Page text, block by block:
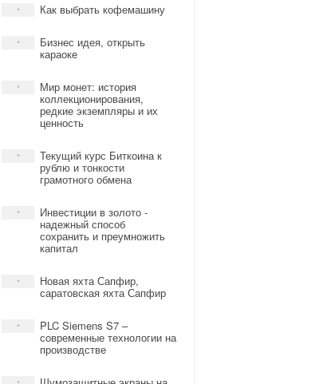
* Как выбрать кофемашину
* Бизнес идея, открыть
караоке
* Мир монет: история
коллекционирования,
редкие экземпляры и их
ценность
* Текущий курс Биткоина к
рублю и тонкости
грамотного обмена
* Инвестиции в золото -
надежный способ
сохранить и преумножить
капитал
* Новая яхта Сапфир,
саратовская яхта Сапфир
* PLC Siemens S7 –
современные технологии на
производстве